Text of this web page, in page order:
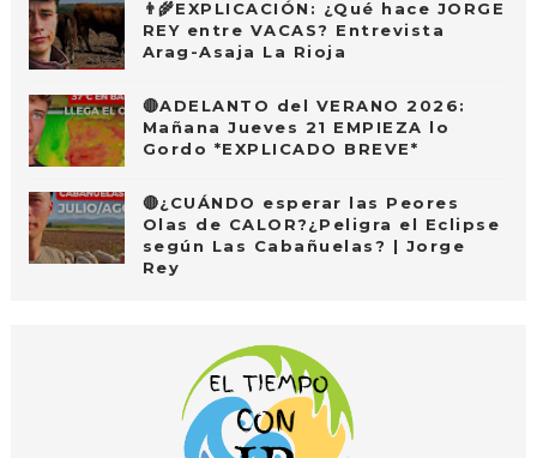
👨‍🌾EXPLICACIÓN: ¿Qué hace JORGE
REY entre VACAS? Entrevista
Arag-Asaja La Rioja
🔴ADELANTO del VERANO 2026:
Mañana Jueves 21 EMPIEZA lo
Gordo *EXPLICADO BREVE*
🔴¿CUÁNDO esperar las Peores
Olas de CALOR?¿Peligra el Eclipse
según Las Cabañuelas? | Jorge
Rey